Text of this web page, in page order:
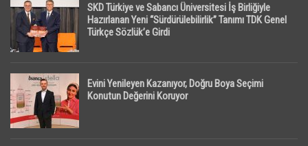
SKD Türkiye ve Sabancı Üniversitesi İş Birliğiyle
Hazırlanan Yeni “Sürdürülebilirlik” Tanımı TDK Genel
Türkçe Sözlük’e Girdi
Evini Yenileyen Kazanıyor, Doğru Boya Seçimi
Konutun Değerini Koruyor